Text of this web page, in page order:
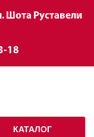
Шота Руставели
18
КАТАЛОГ